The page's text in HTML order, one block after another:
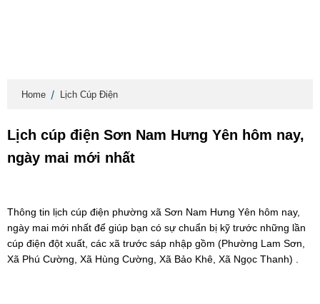
Home Lịch Cúp Điện
Lịch cúp điện Sơn Nam Hưng Yên hôm nay,
ngày mai mới nhất
Thông tin lịch cúp điện phường xã Sơn Nam Hưng Yên hôm nay,
ngày mai mới nhất để giúp bạn có sự chuẩn bị kỹ trước những lần
cúp điện đột xuất, các xã trước sáp nhập gồm (Phường Lam Sơn,
Xã Phú Cường, Xã Hùng Cường, Xã Bảo Khê, Xã Ngọc Thanh) .